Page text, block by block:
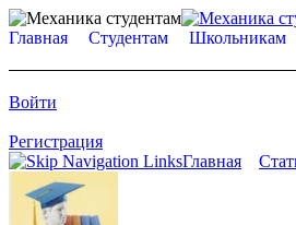
Главная Студентам Школьникам
Войти
Регистрация
Главная